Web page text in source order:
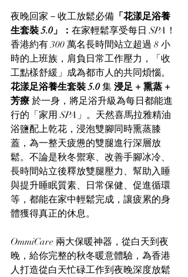
夜晚回家－收工放鬆必備 「花漾足浴養
生套裝 5.0」： 在家輕鬆享受每日 SPA！
香港約有 300 萬名長時間站立超過 8 小
時的上班族，肩負日常工作壓力，「收
工點樣舒緩」成為都市人的共同煩惱。
花漾足浴養生套裝 5.0 集 浸足 + 熏蒸 +
芳療 於一身，將足浴升級為每日都能進
行的「家用 SPA」。天然喜馬拉雅精油
浴鹽配上乾花，浸泡雙腳同時熏蒸膝
蓋，為一整天疲憊的雙腿進行深層放
鬆。不論是秋冬禦寒、改善手腳冰冷、
長時間站立後釋放雙腿壓力、幫助入睡
與提升睡眠質素、日常保健、促進循環
等，都能在家中輕鬆完成，讓疲累的身
體獲得真正的休息。
OmmiCare 兩大保暖神器，從白天到夜
晚，給你完整的秋冬暖意體驗，為香港
人打造從白天忙碌工作到夜晚深度放鬆